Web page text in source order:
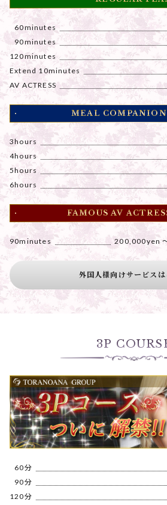
160minutes
190minutes
120minutes
Extend 10minutes
AV ACTRESS
MEAL
3hours
4hours
5hours
6hours
FAMOUS AV
90minutes 200,000yen
外国人様向けサービスは
3P
60分
90分
120分